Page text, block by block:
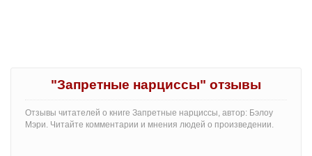
"Запретные нарциссы" отзывы
Отзывы читателей о книге Запретные нарциссы, автор: Бэлоу
Мэри. Читайте комментарии и мнения людей о произведении.